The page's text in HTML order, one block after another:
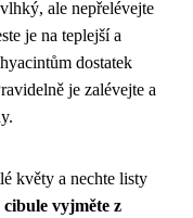
ale nepřelévejte
je na teplejší a
dostatek
je zalévejte a
květy a nechte listy
cibule vyjměte z